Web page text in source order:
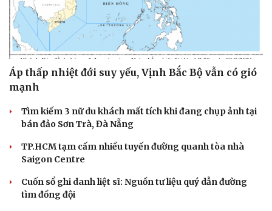
Áp thấp nhiệt đới suy yếu, Vịnh Bắc Bộ vẫn có gió
mạnh
Tìm kiếm 3 nữ du khách mất tích khi đang chụp ảnh tại
bán đảo Sơn Trà, Đà Nẵng
TP.HCM tạm cấm nhiều tuyến đường quanh tòa nhà
Saigon Centre
Cuốn sổ ghi danh liệt sĩ: Nguồn tư liệu quý dẫn đường
tìm đồng đội